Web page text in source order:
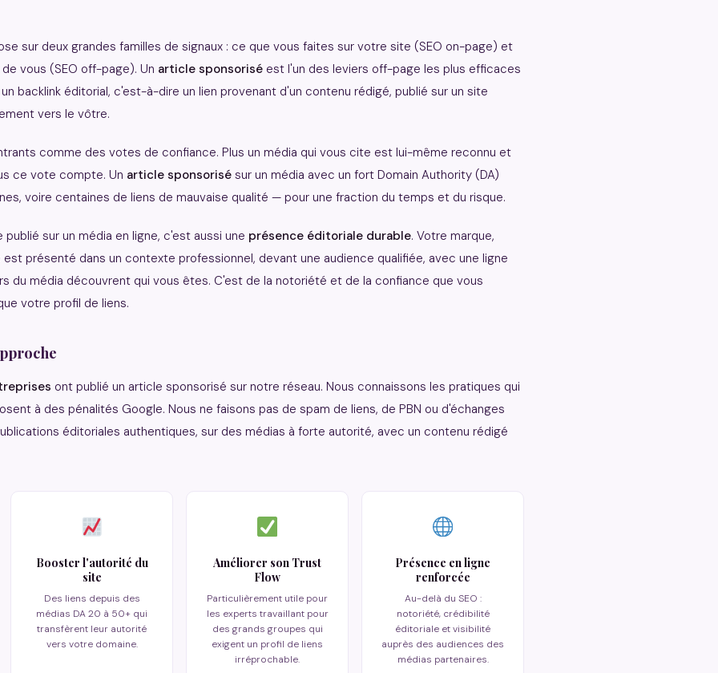
sur deux grandes familles de signaux : ce que vous faites sur votre site (SEO on-page) et
vous (SEO off-page). Un article sponsorisé est l'un des leviers off-page les plus efficaces
backlink éditorial, c'est-à-dire un lien provenant d'un contenu rédigé, publié sur un site
vers le vôtre.
comme des votes de confiance. Plus un média qui vous cite est lui-même reconnu et
ce vote compte. Un article sponsorisé sur un média avec un fort Domain Authority (DA)
voire centaines de liens de mauvaise qualité — pour une fraction du temps et du risque.
publié sur un média en ligne, c'est aussi une présence éditoriale durable. Votre marque,
présenté dans un contexte professionnel, devant une audience qualifiée, avec une ligne
du média découvrent qui vous êtes. C'est de la notoriété et de la confiance que vous
votre profil de liens.
ont publié un article sponsorisé sur notre réseau. Nous connaissons les pratiques qui
à des pénalités Google. Nous ne faisons pas de spam de liens, de PBN ou d'échanges
éditoriales authentiques, sur des médias à forte autorité, avec un contenu rédigé
Booster l'autorité du
site
Des liens depuis des
médias DA 20 à 50+ qui
transfèrent leur autorité
vers votre domaine.
Améliorer son Trust
Flow
Particulièrement utile pour
les experts travaillant pour
des grands groupes qui
exigent un profil de liens
irréprochable.
Présence en ligne
renforcée
Au-delà du SEO :
notoriété, crédibilité
éditoriale et visibilité
auprès des audiences des
médias partenaires.